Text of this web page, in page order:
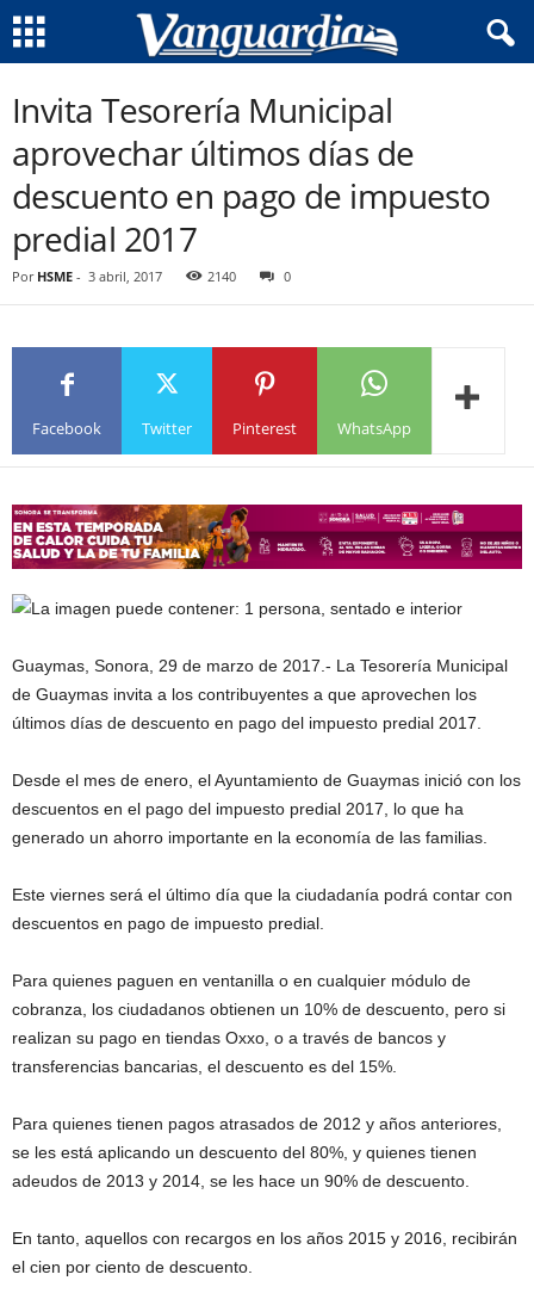
Invita Tesorería Municipal
aprovechar últimos días de
descuento en pago de impuesto
predial 2017
Por HSME - 3 abril, 2017 2140 0
Facebook Twitter Pinterest WhatsApp
Guaymas, Sonora, 29 de marzo de 2017.- La Tesorería Municipal
de Guaymas invita a los contribuyentes a que aprovechen los
últimos días de descuento en pago del impuesto predial 2017.
Desde el mes de enero, el Ayuntamiento de Guaymas inició con los
descuentos en el pago del impuesto predial 2017, lo que ha
generado un ahorro importante en la economía de las familias.
Este viernes será el último día que la ciudadanía podrá contar con
descuentos en pago de impuesto predial.
Para quienes paguen en ventanilla o en cualquier módulo de
cobranza, los ciudadanos obtienen un 10% de descuento, pero si
realizan su pago en tiendas Oxxo, o a través de bancos y
transferencias bancarias, el descuento es del 15%.
Para quienes tienen pagos atrasados de 2012 y años anteriores,
se les está aplicando un descuento del 80%, y quienes tienen
adeudos de 2013 y 2014, se les hace un 90% de descuento.
En tanto, aquellos con recargos en los años 2015 y 2016, recibirán
el cien por ciento de descuento.